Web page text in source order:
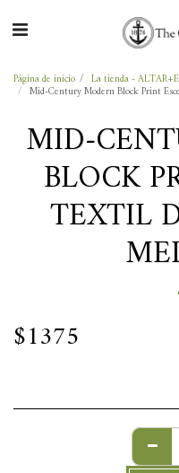
Página de inicio La tienda -
Mid-Century Modern Block Print
MID-
BLOCK
TEXTIL
$1375